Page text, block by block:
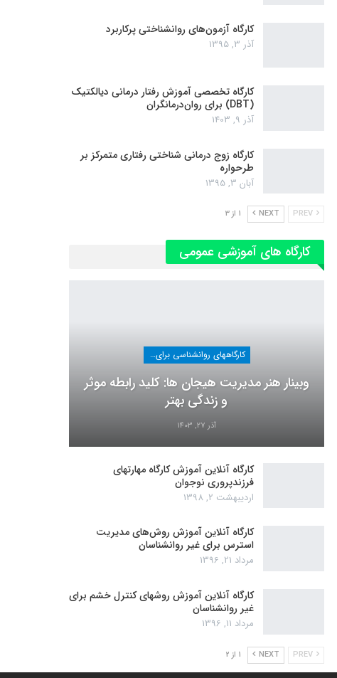
کارگاه آزمون‌های روانشناختی پرکاربرد
آذر 3, 1395
کارگاه تخصصی آموزش رفتار درمانی دیالکتیک
(DBT) برای روان‌درمانگران
آذر 9, 1403
کارگاه زوج‌ درمانی شناختی رفتاری متمرکز بر
طرحواره
آبان 3, 1395
NEXT 1 از 3
کارگاه های آموزشی عمومی
کارگاههای روانشناسی برای عموم
وبینار هنر مدیریت هیجان ها: کلید رابطه موثر
و زندگی بهتر
آذر 27, 1403
کارگاه آنلاین آموزش کارگاه مهارتهای
فرزندپروری نوجوان
اردیبهشت 2, 1398
کارگاه آنلاین آموزش روش‌های مدیریت
استرس برای غیر روانشناسان
مرداد 21, 1396
کارگاه آنلاین آموزش روشهای کنترل خشم برای
غیر روانشناسان
مرداد 11, 1396
NEXT 1 از 2